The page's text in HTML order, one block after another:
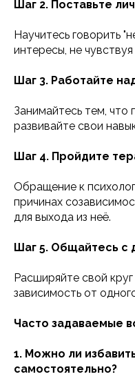
Шаг 2. Поставьте
Научитесь говорить
интересы, не чувствуя
Шаг 3. Работайте
Занимайтесь тем, что
развивайте свои
Шаг 4. Пройдите
Обращение к
причинах
для выхода из неё.
Шаг 5. Общайтесь с
Расширяйте свой
зависимость от
Часто задаваемые
1. Можно ли
самостоятельно?